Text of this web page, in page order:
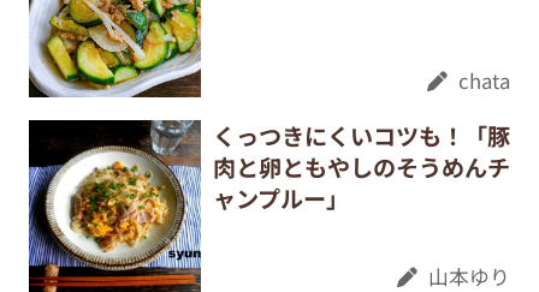
chata
くっつきにくいコツも！「豚
肉と卵ともやしのそうめんチ
ャンプルー」
山本ゆり